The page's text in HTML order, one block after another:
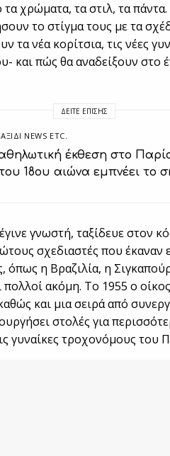
χρώματα, τα στιλ, τα
το στίγμα τους με τα
τα νέα κορίτσια, τις νέες
και πώς θα αναδείξουν στο
ΔΕΊΤΕ ΕΠΊΣΗΣ
NEWS ETC.
έκθεση στο
18ου αιώνα εμπνέει το
γνωστή, ταξίδευε στον
σχεδιαστές που έκαναν
όπως η Βραζιλία, η
ακόμη. Το 1955 ο
και μια σειρά από
στολές για
γυναίκες τροχονόμους του